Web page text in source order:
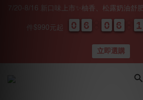
7/20-8/16 新口味上市✨柚香、松露奶油舒
件$990元起 0
0
0
0 6
6
6
6 0
0
0
0 6
6
6
6 1
1
1
1
立即選購